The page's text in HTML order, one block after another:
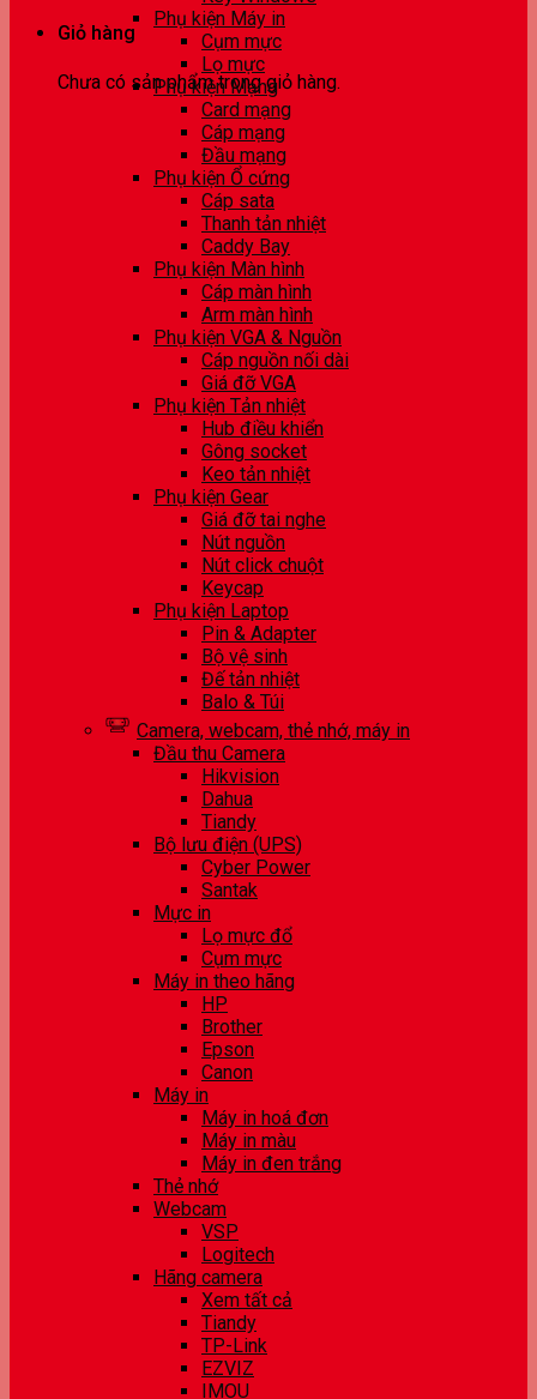
Giỏ hàng
Chưa có sản phẩm trong giỏ hàng.
Phụ kiện Máy in
Cụm mực
Lọ mực
Phụ kiện Mạng
Card mạng
Cáp mạng
Đầu mạng
Phụ kiện Ổ cứng
Cáp sata
Thanh tản nhiệt
Caddy Bay
Phụ kiện Màn hình
Cáp màn hình
Arm màn hình
Phụ kiện VGA & Nguồn
Cáp nguồn nối dài
Giá đỡ VGA
Phụ kiện Tản nhiệt
Hub điều khiển
Gông socket
Keo tản nhiệt
Phụ kiện Gear
Giá đỡ tai nghe
Nút nguồn
Nút click chuột
Keycap
Phụ kiện Laptop
Pin & Adapter
Bộ vệ sinh
Đế tản nhiệt
Balo & Túi
Camera, webcam, thẻ nhớ, máy in
Đầu thu Camera
Hikvision
Dahua
Tiandy
Bộ lưu điện (UPS)
Cyber Power
Santak
Mực in
Lọ mực đổ
Cụm mực
Máy in theo hãng
HP
Brother
Epson
Canon
Máy in
Máy in hoá đơn
Máy in màu
Máy in đen trắng
Thẻ nhớ
Webcam
VSP
Logitech
Hãng camera
Xem tất cả
Tiandy
TP-Link
EZVIZ
IMOU